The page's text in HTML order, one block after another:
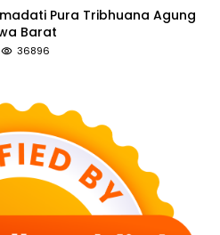
Pura Tribhuana Agung
Barat
36896